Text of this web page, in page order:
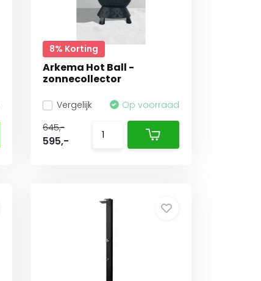
8% Korting
Arkema Hot Ball -
zonnecollector
Vergelijk
Op voorraad
645,-
595,-